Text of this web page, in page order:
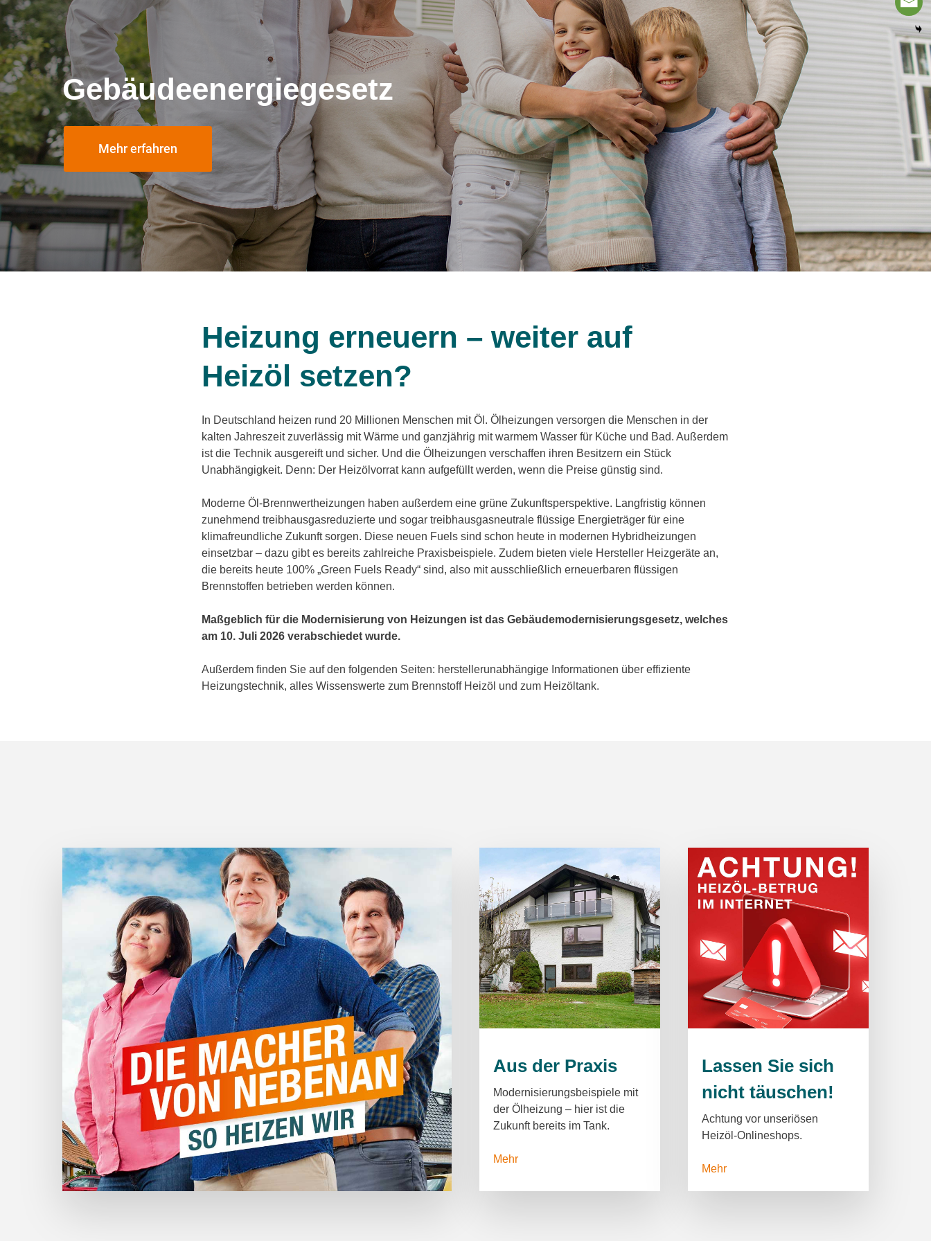
Gebäudeenergiegesetz
Mehr erfahren
Heizung erneuern – weiter auf
Heizöl setzen?
In Deutschland heizen rund 20 Millionen Menschen mit Öl. Ölheizungen versorgen die Menschen in der
kalten Jahreszeit zuverlässig mit Wärme und ganzjährig mit warmem Wasser für Küche und Bad. Außerdem
ist die Technik ausgereift und sicher. Und die Ölheizungen verschaffen ihren Besitzern ein Stück
Unabhängigkeit. Denn: Der Heizölvorrat kann aufgefüllt werden, wenn die Preise günstig sind.
Moderne Öl-Brennwertheizungen haben außerdem eine grüne Zukunftsperspektive. Langfristig können
zunehmend treibhausgasreduzierte und sogar treibhausgasneutrale flüssige Energieträger für eine
klimafreundliche Zukunft sorgen. Diese neuen Fuels sind schon heute in modernen Hybridheizungen
einsetzbar – dazu gibt es bereits zahlreiche Praxisbeispiele. Zudem bieten viele Hersteller Heizgeräte an,
die bereits heute 100% „Green Fuels Ready“ sind, also mit ausschließlich erneuerbaren flüssigen
Brennstoffen betrieben werden können.
Maßgeblich für die Modernisierung von Heizungen ist das Gebäudemodernisierungsgesetz, welches
am 10. Juli 2026 verabschiedet wurde.
Außerdem finden Sie auf den folgenden Seiten: herstellerunabhängige Informationen über effiziente
Heizungstechnik, alles Wissenswerte zum Brennstoff Heizöl und zum Heizöltank.
Aus der Praxis
Modernisierungsbeispiele mit
der Ölheizung – hier ist die
Zukunft bereits im Tank.
Mehr
Lassen Sie sich
nicht täuschen!
Achtung vor unseriösen
Heizöl-Onlineshops.
Mehr